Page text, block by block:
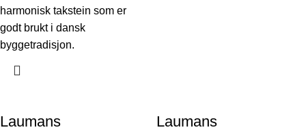
harmonisk takstein som er
godt brukt i dansk
byggetradisjon.
Laumans
Laumans